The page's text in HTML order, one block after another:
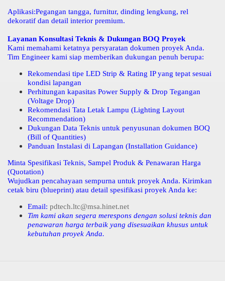
Aplikasi:Pegangan tangga, furnitur, dinding lengkung, rel
dekoratif dan detail interior premium.
Layanan Konsultasi Teknis & Dukungan BOQ Proyek
Kami memahami ketatnya persyaratan dokumen proyek Anda.
Tim Engineer kami siap memberikan dukungan penuh berupa:
Rekomendasi tipe LED Strip & Rating IP yang tepat sesuai
kondisi lapangan
Perhitungan kapasitas Power Supply & Drop Tegangan
(Voltage Drop)
Rekomendasi Tata Letak Lampu (Lighting Layout
Recommendation)
Dukungan Data Teknis untuk penyusunan dokumen BOQ
(Bill of Quantities)
Panduan Instalasi di Lapangan (Installation Guidance)
Minta Spesifikasi Teknis, Sampel Produk & Penawaran Harga
(Quotation)
Wujudkan pencahayaan sempurna untuk proyek Anda. Kirimkan
cetak biru (blueprint) atau detail spesifikasi proyek Anda ke:
Email: pdtech.ltc@msa.hinet.net
Tim kami akan segera merespons dengan solusi teknis dan
penawaran harga terbaik yang disesuaikan khusus untuk
kebutuhan proyek Anda.